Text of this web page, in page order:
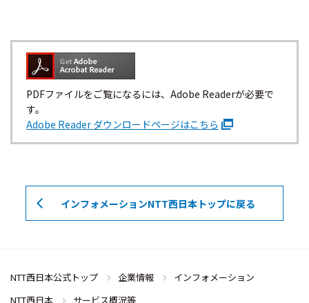
PDFファイルをご覧になるには、Adobe Readerが必要で
す。
Adobe Reader ダウンロードページはこちら
インフォメーションNTT西日本トップに戻る
NTT西日本公式トップ 企業情報
インフォメーション
NTT西日本
サービス概況等